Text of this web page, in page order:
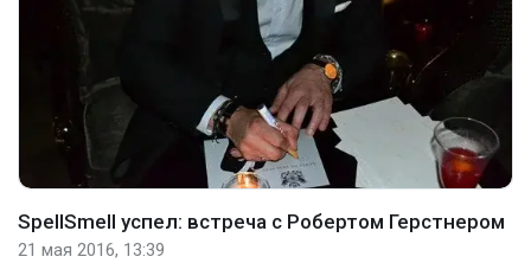
SpellSmell успел: встреча с Робертом Герстнером
21 мая 2016, 13:39